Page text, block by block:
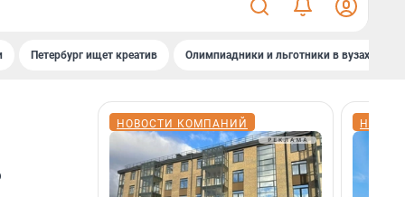
Петербург ищет креатив Олимпиадники и льготники в вузах СПб
НОВОСТИ КОМПАНИЙ